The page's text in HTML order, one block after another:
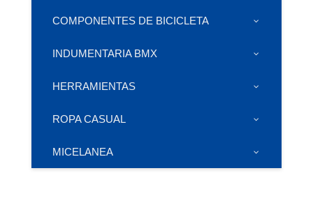
COMPONENTES DE BICICLETA
INDUMENTARIA BMX
HERRAMIENTAS
ROPA CASUAL
MICELANEA